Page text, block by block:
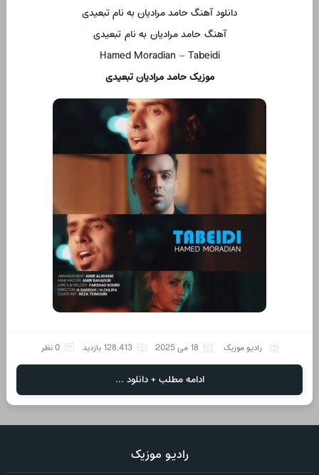
دانلود آهنگ حامد مرادیان به نام تبعیدی
آهنگ حامد مرادیان به نام تبعیدی
Hamed Moradian – Tabeidi
موزیک حامد مرادیان تبعیدی
رادیو موزیک 18 می 2025 128,413 بازدید 0 نظر
ادامه مطلب + دانلود ...
رادیو موزیک